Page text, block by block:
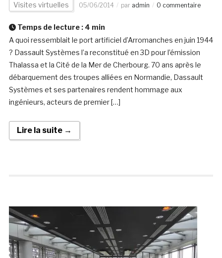
Visites virtuelles 05/06/2014 par admin 0 commentaire
Temps de lecture : 4 min
A quoi ressemblait le port artificiel d’Arromanches en juin 1944
? Dassault Systèmes l’a reconstitué en 3D pour l’émission
Thalassa et la Cité de la Mer de Cherbourg. 70 ans après le
débarquement des troupes alliées en Normandie, Dassault
Systèmes et ses partenaires rendent hommage aux
ingénieurs, acteurs de premier […]
Lire la suite →